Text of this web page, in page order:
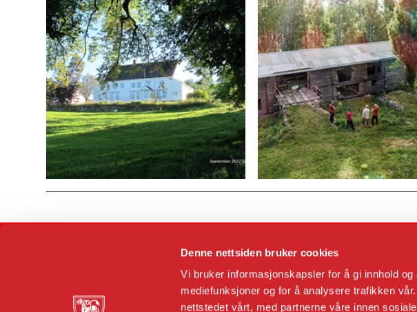
Denne nettsiden bruker cookies
Vi bruker informasjonskapsler for å gi innhold
mediefunksjoner og for å analysere trafikken
nettstedet vårt, med partnerne våre innen